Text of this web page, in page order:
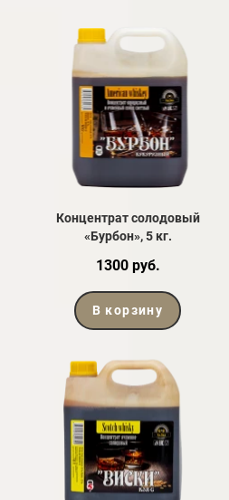
Концентрат солодовый
«Бурбон», 5 кг.
1300 руб.
В корзину